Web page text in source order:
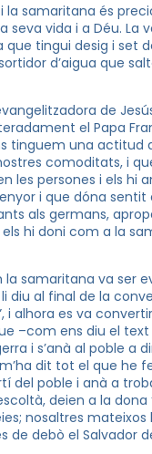
la samaritana és
seva vida i a Déu. La
tingui desig i set
d’aigua que
de
el Papa
tinguem una actitud
comoditats, i
les persones i els hi
i que dóna sentit
als germans,
hi doni com a la
la samaritana va ser
diu al final de la
i alhora es va
–com ens diu el
i s’anà al poble a
dit tot el que he
del poble i anà a
deien a la dona
nosaltres mateixos
de debò el Salvador